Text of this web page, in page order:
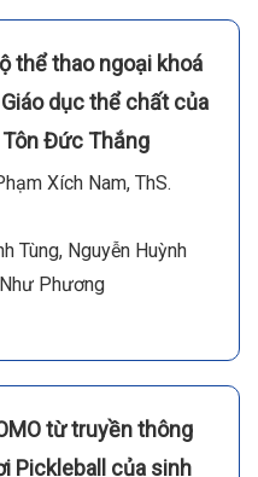
thể thao ngoại khoá
dục thể chất của
Đức Thắng
Xích Nam, ThS.
Tùng, Nguyễn Huỳnh
Phương
từ truyền thông
Pickleball của sinh